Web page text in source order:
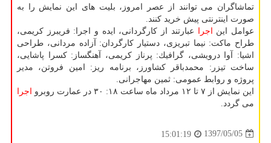
تماشاگران می توانند از عصر امروز، بلیت های این نمایش را به
صورت اینترنتی پیش خرید كنند.
عوامل این
اجرا
عبارتند از كارگردانی، ایده و اجرا: فریبرز كریمی،
طراح ماكت: نیما تبریزی، دستیار كارگردان: آزاده مردانی، طراحی
اشیا: آوا درویشی، گرافیك: پرناز كریمی، آهنگساز: كسرا پاشایی،
ساخت تیزر: محمدباقر كشاورز، برنامه ریز: امین فروتن، مدیر
پروژه و روابط عمومی: ثمین مهاجرانی.
این نمایش از ۷ تا ۱۲ مرداد ماه ساعت ۱۸: ۳۰ در عمارت روبرو
اجرا
می گردد.
1397/05/05
15:01:19